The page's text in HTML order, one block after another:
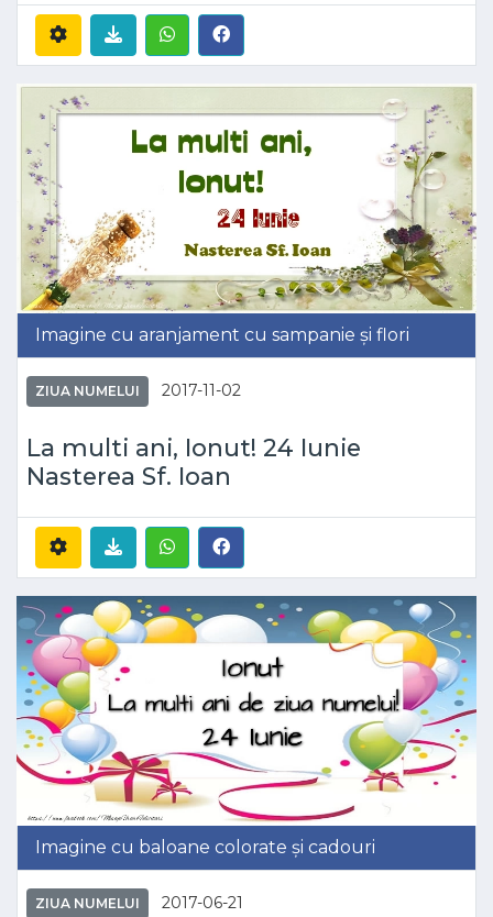
Imagine cu aranjament cu sampanie și flori
ZIUA NUMELUI 2017-11-02
La multi ani, Ionut! 24 Iunie
Nasterea Sf. Ioan
Imagine cu baloane colorate și cadouri
ZIUA NUMELUI 2017-06-21